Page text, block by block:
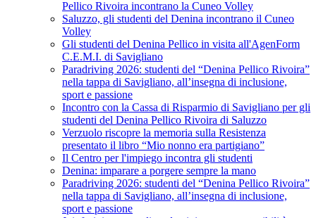
Pellico Rivoira incontrano la Cuneo Volley
Saluzzo, gli studenti del Denina incontrano il Cuneo
Volley
Gli studenti del Denina Pellico in visita all'AgenForm
C.E.M.I. di Savigliano
Paradriving 2026: studenti del “Denina Pellico Rivoira”
nella tappa di Savigliano, all’insegna di inclusione,
sport e passione
Incontro con la Cassa di Risparmio di Savigliano per gli
studenti del Denina Pellico Rivoira di Saluzzo
Verzuolo riscopre la memoria sulla Resistenza
presentato il libro “Mio nonno era partigiano”
Il Centro per l'impiego incontra gli studenti
Denina: imparare a porgere sempre la mano
Paradriving 2026: studenti del “Denina Pellico Rivoira”
nella tappa di Savigliano, all’insegna di inclusione,
sport e passione